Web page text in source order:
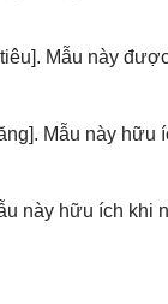
Mẫu này
Mẫu này hữu
này hữu ích khi